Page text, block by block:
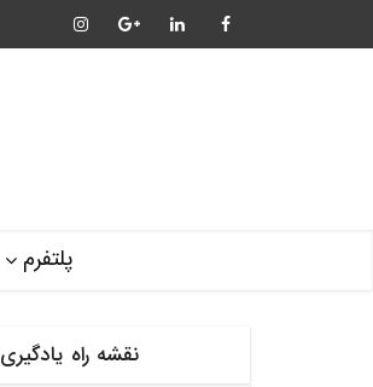
پلتفرم
نقشه راه یادگیری